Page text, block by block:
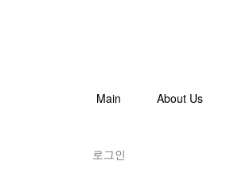
Main About Us
로그인